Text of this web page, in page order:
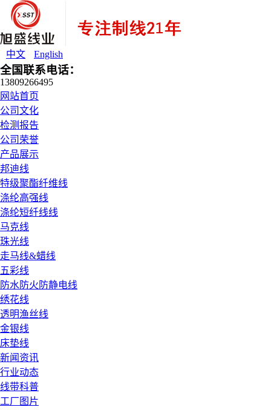
中文 English
全国联系电话：
13809266495
网站首页
公司文化
检测报告
公司荣誉
产品展示
邦迪线
特级聚酯纤维线
涤纶高强线
涤纶短纤线线
马克线
珠光线
走马线&蜡线
五彩线
防水防火防静电线
绣花线
透明渔丝线
金银线
床垫线
新闻资讯
行业动态
线带科普
工厂图片